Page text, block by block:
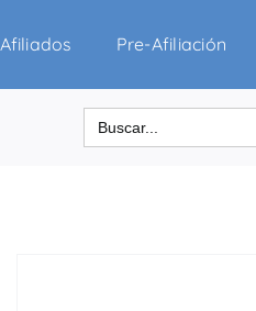
Afiliados Pre-Afiliación
Buscar: